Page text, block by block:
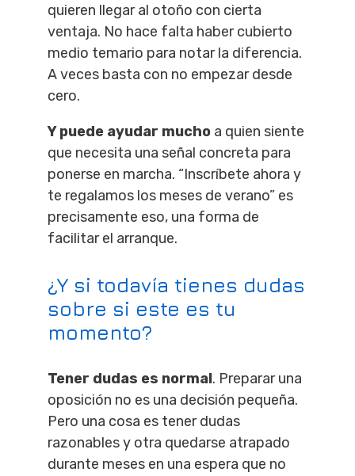
quieren llegar al otoño con cierta
ventaja. No hace falta haber cubierto
medio temario para notar la diferencia.
A veces basta con no empezar desde
cero.
Y puede ayudar mucho a quien siente
que necesita una señal concreta para
ponerse en marcha. “Inscríbete ahora y
te regalamos los meses de verano” es
precisamente eso, una forma de
facilitar el arranque.
¿Y si todavía tienes dudas
sobre si este es tu
momento?
Tener dudas es normal. Preparar una
oposición no es una decisión pequeña.
Pero una cosa es tener dudas
razonables y otra quedarse atrapado
durante meses en una espera que no